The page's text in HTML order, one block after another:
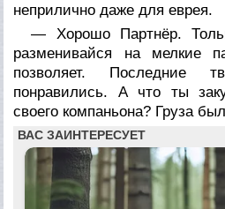
неприлично даже для еврея.
— Хорошо Партнёр.
разменивайся на мелкие
позволяет. Последние
понравились. А что ты
своего компаньона? Груза